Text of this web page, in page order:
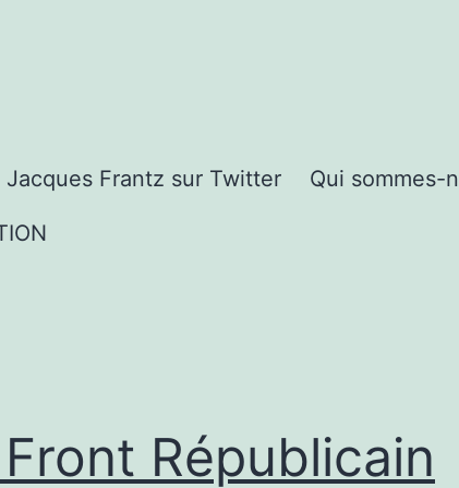
Jacques Frantz sur Twitter Qui sommes-
Républicain